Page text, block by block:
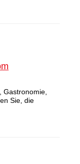
Gastronomie,
Sie, die